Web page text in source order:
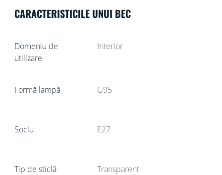
CARACTERISTICILE UNUI BEC
Domeniu de
utilizare
Interior
Formă lampă G95
Soclu E27
Tip de sticlă Transparent